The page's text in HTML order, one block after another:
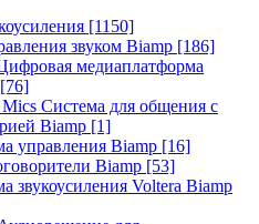
[1150]
звуком Biamp [186]
медиаплатформа
[76]
Система для общения с
Biamp [1]
управления Biamp [16]
Biamp [53]
звукоусиления Voltera Biamp